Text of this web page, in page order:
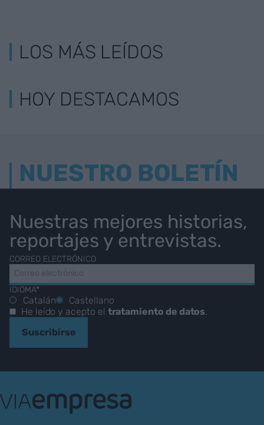
LOS MÁS LEÍDOS
HOY DESTACAMOS
NUESTRO BOLETÍN
Nuestras mejores historias,
reportajes y entrevistas.
CORREO ELECTRÓNICO
IDIOMA*
Catalán
Castellano
He leído y acepto el tratamiento de datos.
Suscribirse